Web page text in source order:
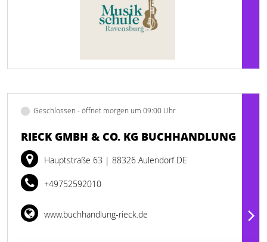
Geschlossen - öffnet morgen um 09:00 Uhr
RIECK GMBH & CO. KG BUCHHANDLUNG
Hauptstraße 63 | 88326 Aulendorf DE
+49752592010
www.buchhandlung-rieck.de